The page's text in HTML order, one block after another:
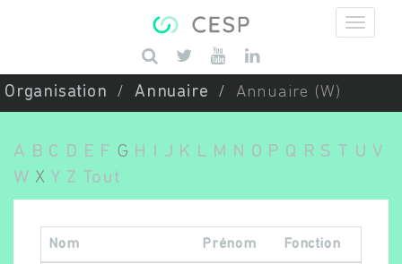
Saisissez vos mots-clés
Organisation Annuaire Annuaire (W)
A B C D E F G H J K L M N O P Q R S T U V
W X Y Z Tout
Nom Prénom Fonction